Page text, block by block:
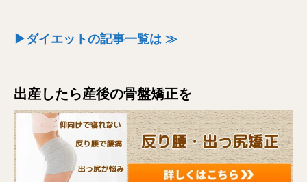
▶ダイエットの記事一覧は ≫
出産したら産後の骨盤矯正を